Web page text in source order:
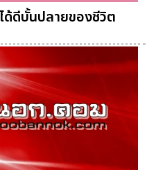
ด้ดีบั้นปลายของชีวิต